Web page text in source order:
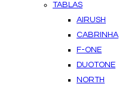
TABLAS
AIRUSH
CABRINHA
F-ONE
DUOTONE
NORTH